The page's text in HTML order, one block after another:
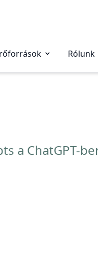
Rólunk
a ChatGPT-